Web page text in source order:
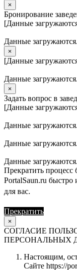
×
Бронирование
[Данные
Данные
×
[Данные
Данные
×
Задать вопрос в
[Данные
Данные
Данные
Данные
Прекратить процесс
PortalSaun.ru быстро
для вас.
Прекратить
×
СОГЛАСИЕ
ПЕРСОНАЛЬНЫХ
Настоящим,
Сайте https://